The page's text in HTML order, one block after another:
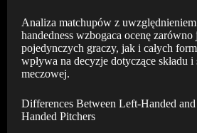
Analiza matchupów z
handedness wzbogaca ocenę zarówno
pojedynczych graczy, jak i całych
wpływa na decyzje dotyczące składu i
meczowej.
Differences Between Left-Handed
Handed Pitchers